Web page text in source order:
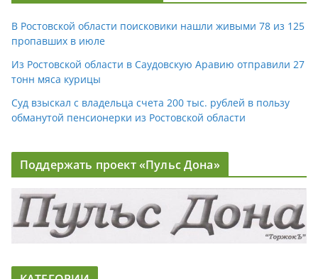
В Ростовской области поисковики нашли живыми 78 из 125
пропавших в июле
Из Ростовской области в Саудовскую Аравию отправили 27
тонн мяса курицы
Суд взыскал с владельца счета 200 тыс. рублей в пользу
обманутой пенсионерки из Ростовской области
Поддержать проект «Пульс Дона»